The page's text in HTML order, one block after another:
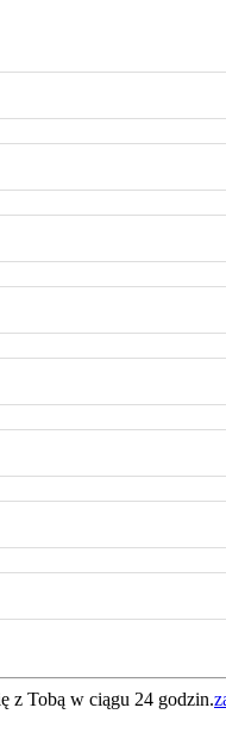
z Tobą w ciągu 24 godzin.